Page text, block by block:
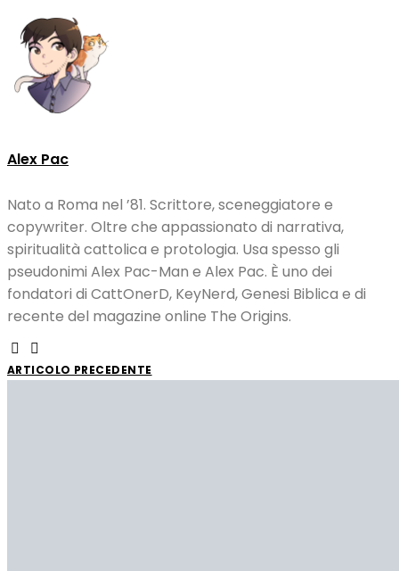
Alex Pac
Nato a Roma nel ’81. Scrittore, sceneggiatore e
copywriter. Oltre che appassionato di narrativa,
spiritualità cattolica e protologia. Usa spesso gli
pseudonimi Alex Pac-Man e Alex Pac. È uno dei
fondatori di CattOnerD, KeyNerd, Genesi Biblica e di
recente del magazine online The Origins.
ARTICOLO PRECEDENTE